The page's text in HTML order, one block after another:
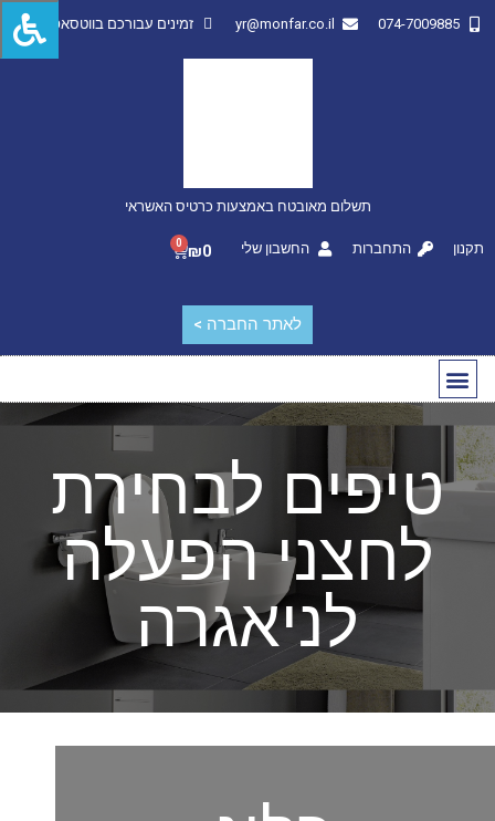
074-7009885
yr@monfar.co.il זמינים עבורכם בווטסאפ
תשלום מאובטח באמצעות כרטיס האשראי
תקנון התחברות החשבון שלי ₪0
0
לאתר החברה >
טיפים לבחירת
לחצני הפעלה
לניאגרה